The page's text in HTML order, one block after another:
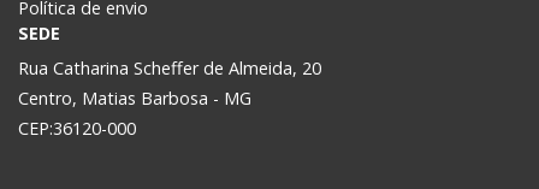
Política de envio
SEDE
Rua Catharina Scheffer de Almeida, 20
Centro, Matias Barbosa - MG
CEP:36120-000